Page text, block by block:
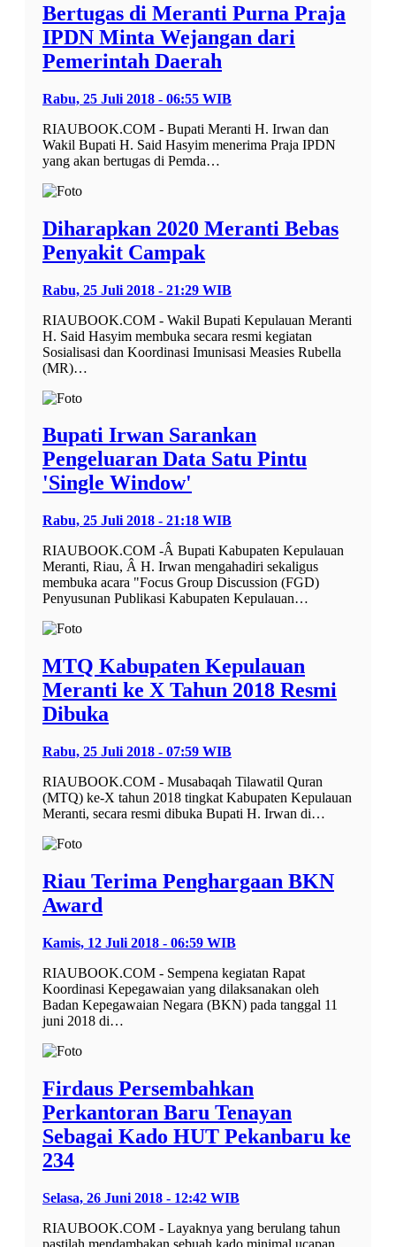
Bertugas di Meranti Purna Praja
IPDN Minta Wejangan dari
Pemerintah Daerah
Rabu, 25 Juli 2018 - 06:55 WIB
RIAUBOOK.COM - Bupati Meranti H. Irwan dan
Wakil Bupati H. Said Hasyim menerima Praja IPDN
yang akan bertugas di Pemda…
Diharapkan 2020 Meranti Bebas
Penyakit Campak
Rabu, 25 Juli 2018 - 21:29 WIB
RIAUBOOK.COM - Wakil Bupati Kepulauan Meranti
H. Said Hasyim membuka secara resmi kegiatan
Sosialisasi dan Koordinasi Imunisasi Measies Rubella
(MR)…
Bupati Irwan Sarankan
Pengeluaran Data Satu Pintu
'Single Window'
Rabu, 25 Juli 2018 - 21:18 WIB
RIAUBOOK.COM -Â Bupati Kabupaten Kepulauan
Meranti, Riau, Â H. Irwan mengahadiri sekaligus
membuka acara "Focus Group Discussion (FGD)
Penyusunan Publikasi Kabupaten Kepulauan…
MTQ Kabupaten Kepulauan
Meranti ke X Tahun 2018 Resmi
Dibuka
Rabu, 25 Juli 2018 - 07:59 WIB
RIAUBOOK.COM - Musabaqah Tilawatil Quran
(MTQ) ke-X tahun 2018 tingkat Kabupaten Kepulauan
Meranti, secara resmi dibuka Bupati H. Irwan di…
Riau Terima Penghargaan BKN
Award
Kamis, 12 Juli 2018 - 06:59 WIB
RIAUBOOK.COM - Sempena kegiatan Rapat
Koordinasi Kepegawaian yang dilaksanakan oleh
Badan Kepegawaian Negara (BKN) pada tanggal 11
juni 2018 di…
Firdaus Persembahkan
Perkantoran Baru Tenayan
Sebagai Kado HUT Pekanbaru ke
234
Selasa, 26 Juni 2018 - 12:42 WIB
RIAUBOOK.COM - Layaknya yang berulang tahun
pastilah mendambakan sebuah kado minimal ucapan